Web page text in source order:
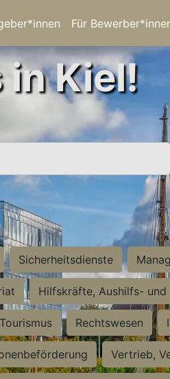
Für
in Kiel!
Sicherheitsdienste
Hilfskräfte, Aushilfs- und
Tourismus Rechtswesen
Vertrieb,